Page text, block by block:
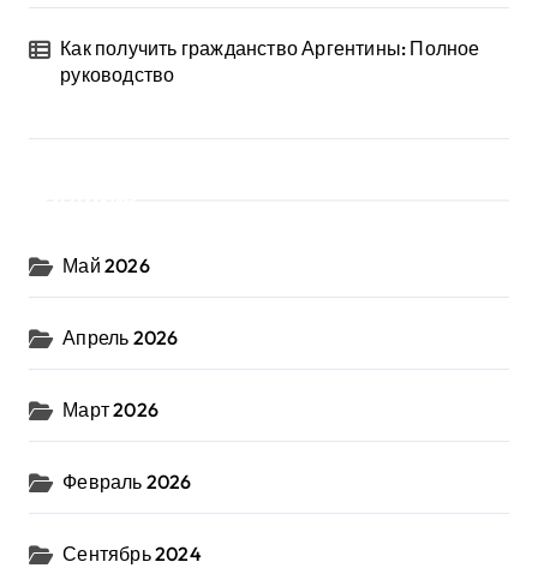
Как получить гражданство Аргентины: Полное
руководство
Май 2026
Апрель 2026
Март 2026
Февраль 2026
Сентябрь 2024